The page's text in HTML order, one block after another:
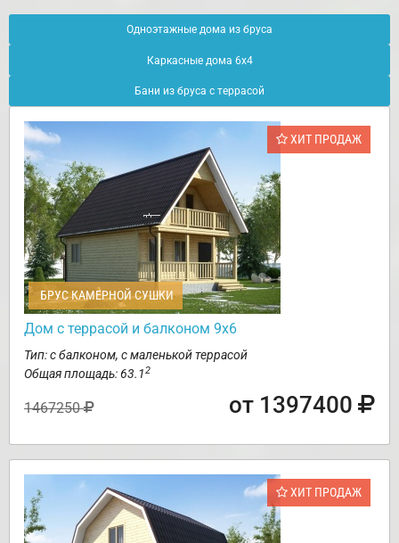
Одноэтажные дома из бруса
Каркасные дома 6х4
Бани из бруса с террасой
ХИТ ПРОДАЖ
БРУС КАМЕРНОЙ СУШКИ
Дом с террасой и балконом 9х6
Тип: с балконом, с маленькой террасой
Общая площадь: 63.12
1467250 от 1397400
ХИТ ПРОДАЖ